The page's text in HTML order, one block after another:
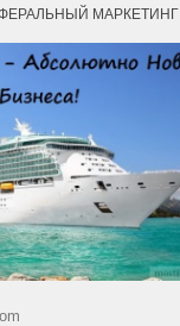
МАРКЕТИНГ